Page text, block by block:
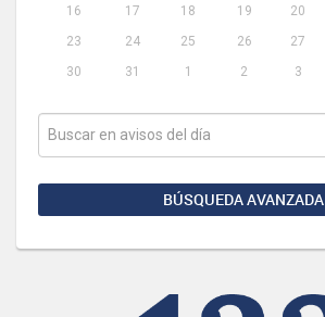
16
17 18 19 20
23
24 25 26 27
30
31 1 2 3
BÚSQUEDA AVANZADA